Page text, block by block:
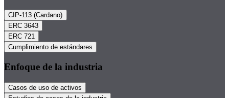
CIP-113 (Cardano)
ERC 3643
ERC 721
Cumplimiento de estándares
Enfoque de la industria
Casos de uso de activos